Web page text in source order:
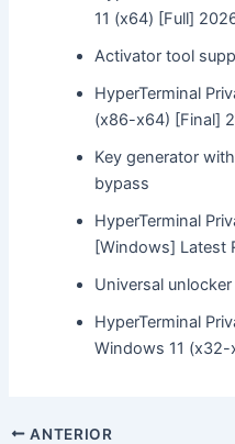
11 (x64) [Full]
Activator tool
HyperTerminal
(x86-x64) [Final]
Key generator
bypass
HyperTerminal
[Windows] Latest
Universal
HyperTerminal
Windows 11
ANTERIOR